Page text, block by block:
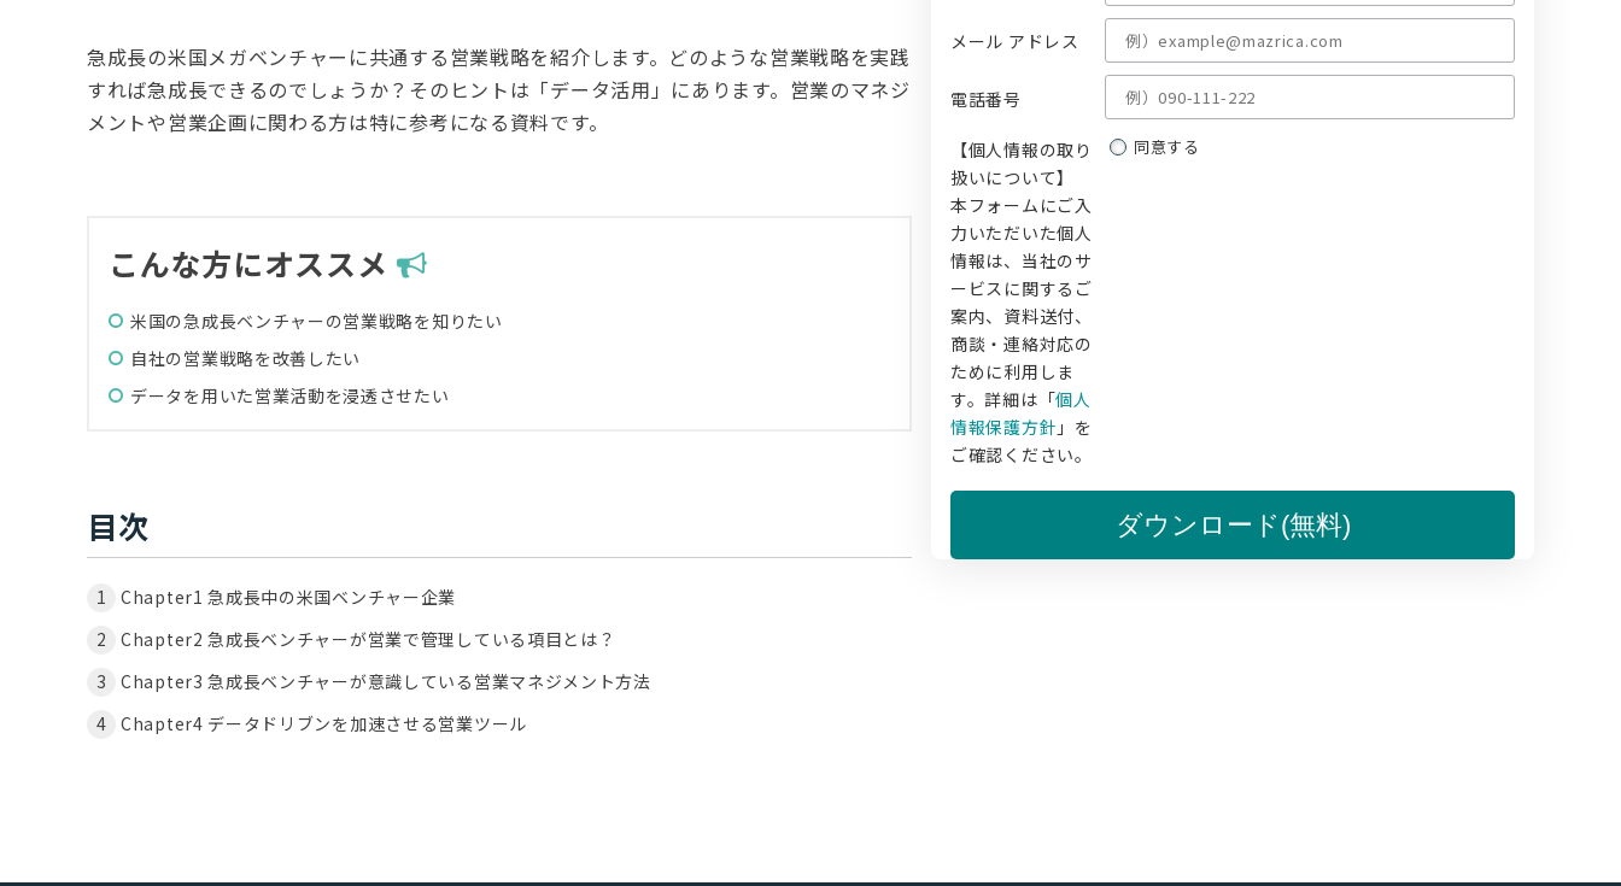
急成長の米国メガベンチャーに共通する営業戦略を紹介します。どのような営業戦略を実践
すれば急成長できるのでしょうか？そのヒントは「データ活用」にあります。営業のマネジ
メントや営業企画に関わる方は特に参考になる資料です。
こんな方にオススメ
米国の急成長ベンチャーの営業戦略を知りたい
自社の営業戦略を改善したい
データを用いた営業活動を浸透させたい
目次
Chapter1 急成長中の米国ベンチャー企業
Chapter2 急成長ベンチャーが営業で管理している項目とは？
Chapter3 急成長ベンチャーが意識している営業マネジメント方法
Chapter4 データドリブンを加速させる営業ツール
メール アドレス
電話番号
【個人情報の取り
扱いについて】
本フォームにご入
力いただいた個人
情報は、当社のサ
ービスに関するご
案内、資料送付、
商談・連絡対応の
ために利用しま
す。詳細は「個人
情報保護方針 」を
ご確認ください。
同意する
ダウンロード(無料)